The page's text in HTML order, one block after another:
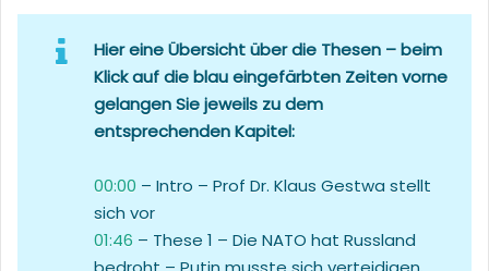
Hier eine Übersicht über die Thesen – beim
Klick auf die blau eingefärbten Zeiten vorne
gelangen Sie jeweils zu dem
entsprechenden Kapitel:
00:00 – Intro – Prof Dr. Klaus Gestwa stellt
sich vor
01:46 – These 1 – Die NATO hat Russland